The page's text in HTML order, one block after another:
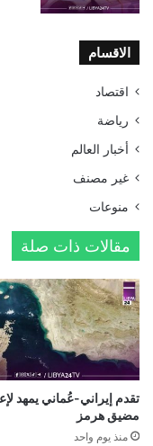
الاقسام
اقتصاد
رياضة
أخبار العالم
غير مصنف
منوعات
مقالات ذات صلة
تقدم إيراني-عُماني يمهد
مضيق هرمز
منذ يوم واحد